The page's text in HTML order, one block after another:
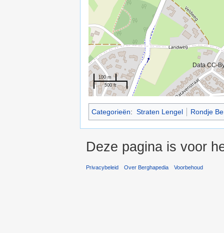
100 m
500 ft
Data CC-
Categorieën: Straten Lengel Rondje
Deze pagina is voor
Privacybeleid Over Berghapedia Voorbehoud